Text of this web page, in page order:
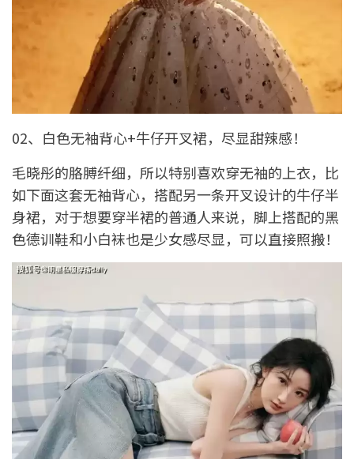
02、白色无袖背心+牛仔开叉裙，尽显甜辣感！
毛晓彤的胳膊纤细，所以特别喜欢穿无袖的上衣，比
如下面这套无袖背心，搭配另一条开叉设计的牛仔半
身裙，对于想要穿半裙的普通人来说，脚上搭配的黑
色德训鞋和小白袜也是少女感尽显，可以直接照搬！